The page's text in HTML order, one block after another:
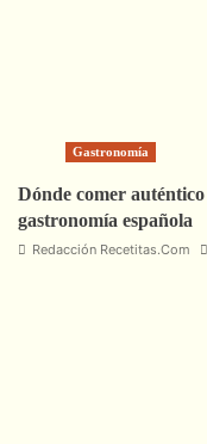
Gastronomía
Dónde comer
gastronomía española
Redacción Recetitas.Com